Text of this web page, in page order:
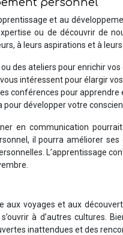
personnel
et au
ou de découvrir de
à leurs aspirations et à
des ateliers pour enrichir vos
intéressent pour élargir
conférences pour apprendre
développer votre
en communication
il pourra améliorer
L’apprentissage
voyages et aux
à d’autres cultures.
inattendues et des